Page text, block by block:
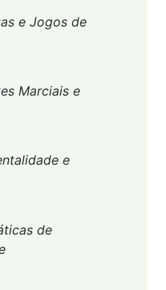
e Jogos de
Marciais e
e
de